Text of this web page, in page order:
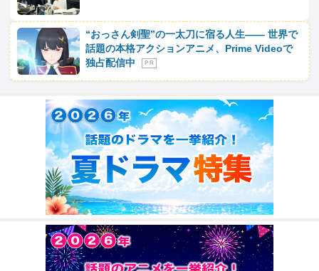
“おっさん剣聖”の一太刀に宿る人生―― 世界で
話題の本格アクションアニメ、Prime Videoで
独占配信中
P R